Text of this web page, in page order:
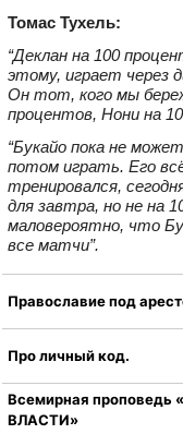
Томас Тухель:
“Деклан на 100
этому, играет через
Он тот, кого мы
процентов, Нони на
“Букайо пока не
потом играть. Его
тренировался,
для завтра, но не на
маловероятно, что
все матчи”.
Православие под
Про личный код.
Всемирная
ВЛАСТИ»